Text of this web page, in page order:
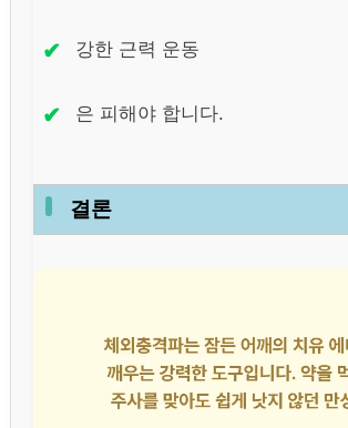
✔ 강한 근력 운동
✔ 은 피해야 합니다.
결론